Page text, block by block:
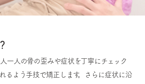
一人の骨の歪みや症状を丁寧にチェック
るよう手技で矯正します。さらに症状に沿